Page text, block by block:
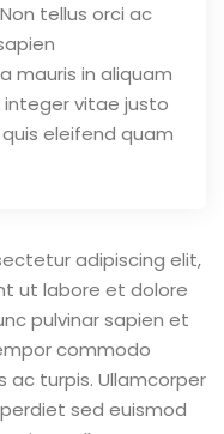
tellus orci ac
mauris in aliquam
integer vitae justo
eleifend quam
adipiscing elit,
ut labore et dolore
pulvinar sapien et
commodo
ac turpis. Ullamcorper
sed euismod